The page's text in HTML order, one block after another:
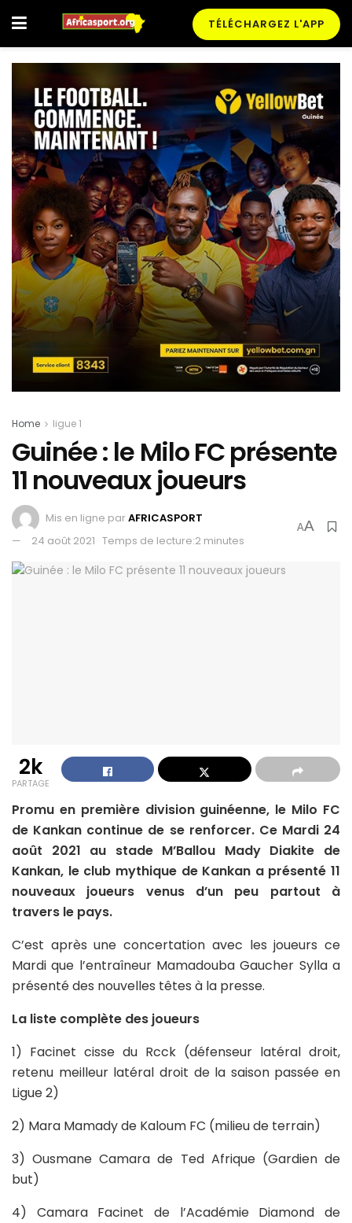
TÉLÉCHARGEZ L'APP
Home ligue 1
Guinée : le Milo FC présente
11 nouveaux joueurs
Mis en ligne parAFRICASPORT
24 août 2021 Temps de lecture:2 minutes
AA
2k
PARTAGE
Promu en première division guinéenne, le Milo FC
de Kankan continue de se renforcer. Ce Mardi 24
août 2021 au stade M’Ballou Mady Diakite de
Kankan, le club mythique de Kankan a présenté 11
nouveaux joueurs venus d’un peu partout à
travers le pays.
C’est après une concertation avec les joueurs ce
Mardi que l’entraîneur Mamadouba Gaucher Sylla a
présenté des nouvelles têtes à la presse.
La liste complète des joueurs
1) Facinet cisse du Rcck (défenseur latéral droit,
retenu meilleur latéral droit de la saison passée en
Ligue 2)
2) Mara Mamady de Kaloum FC (milieu de terrain)
3) Ousmane Camara de Ted Afrique (Gardien de
but)
4) Camara Facinet de l’Académie Diamond de